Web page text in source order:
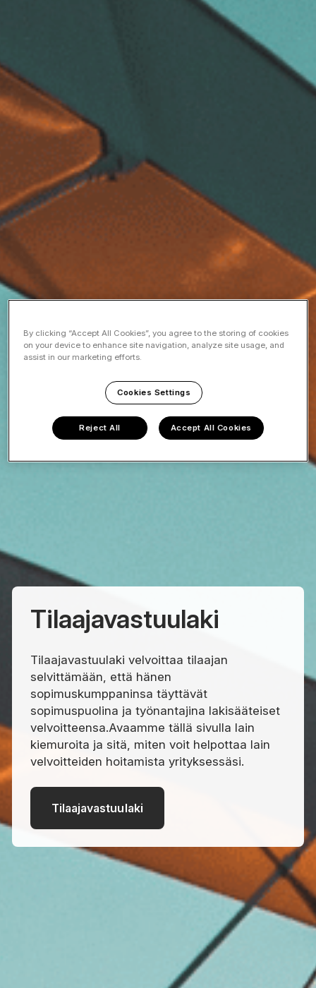
Tilaajavastuulaki
Tilaajavastuulaki velvoittaa tilaajan
selvittämään, että hänen
sopimuskumppaninsa täyttävät
sopimuspuolina ja työnantajina lakisääteiset
velvoitteensa.Avaamme tällä sivulla lain
kiemuroita ja sitä, miten voit helpottaa lain
velvoitteiden hoitamista yrityksessäsi.
Tilaajavastuulaki
By clicking “Accept All Cookies”, you agree to the storing of cookies
on your device to enhance site navigation, analyze site usage, and
assist in our marketing efforts.
Cookies Settings
Reject All Accept All Cookies